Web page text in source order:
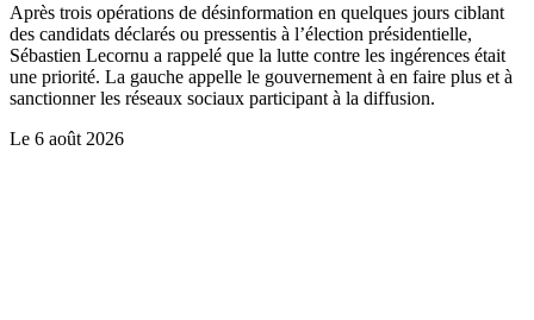
Après trois opérations de désinformation en quelques jours ciblant
des candidats déclarés ou pressentis à l’élection présidentielle,
Sébastien Lecornu a rappelé que la lutte contre les ingérences était
une priorité. La gauche appelle le gouvernement à en faire plus et à
sanctionner les réseaux sociaux participant à la diffusion.
Le 6 août 2026